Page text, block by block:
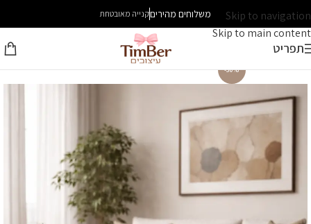
Skip to navigation
Skip to main content
משלוחים מהיריםקנייה מאובטחת
תפריט
-30%